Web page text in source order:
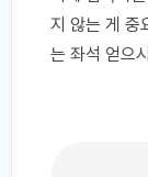
지 않는 게 중
는 좌석 얻으